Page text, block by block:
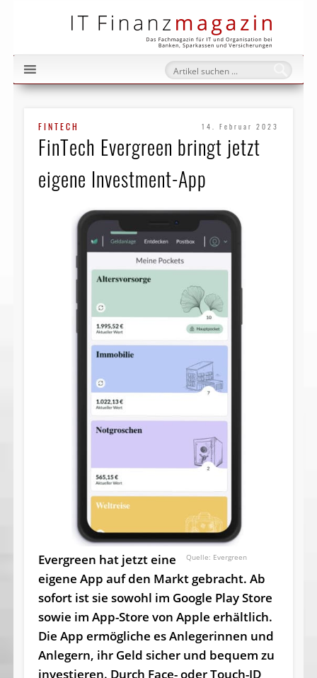
FINTECH 14. Februar 2023
FinTech Evergreen bringt jetzt
eigene Investment-App
Evergreen
Evergreen hat jetzt eine
eigene App auf den Markt gebracht. Ab
sofort ist sie sowohl im Google Play Store
sowie im App-Store von Apple erhältlich.
Die App ermögliche es Anlegerinnen und
Anlegern, ihr Geld sicher und bequem zu
investieren. Durch Face- oder Touch-ID